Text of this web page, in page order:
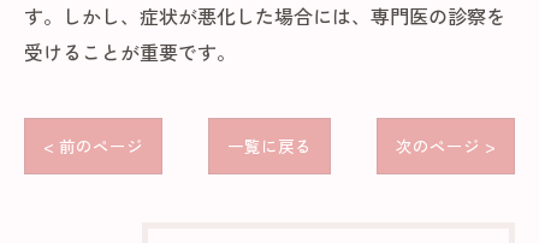
す。しかし、症状が悪化した場合には、専門医の診察を
受けることが重要です。
< 前のページ 一覧に戻る 次のページ >